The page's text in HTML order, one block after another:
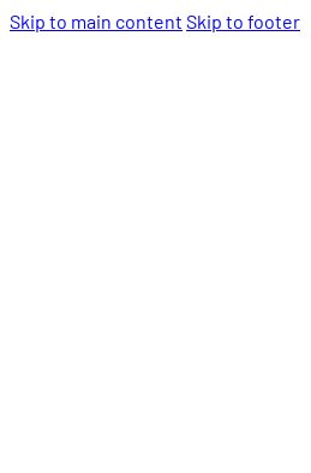
Skip to main content Skip to footer